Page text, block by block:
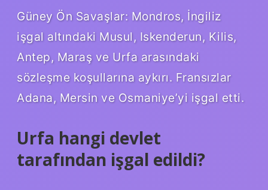
Güney Ön Savaşlar: Mondros, İngiliz
işgal altındaki Musul, Iskenderun, Kilis,
Antep, Maraş ve Urfa arasındaki
sözleşme koşullarına aykırı. Fransızlar
Adana, Mersin ve Osmaniye’yi işgal etti.
Urfa hangi devlet
tarafından işgal edildi?